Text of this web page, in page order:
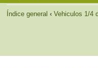
Índice general ‹ Vehiculos 1/4